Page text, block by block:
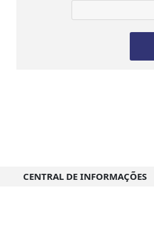
CENTRAL DE INFORMAÇÕES